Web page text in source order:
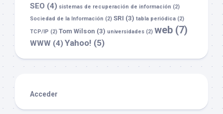
SEO (4) sistemas de recuperación de información (2)
Sociedad de la Información (2) SRI (3) tabla periódica (2)
TCP/IP (2) Tom Wilson (3) universidades (2) web (7)
WWW (4)Yahoo! (5)
Acceder